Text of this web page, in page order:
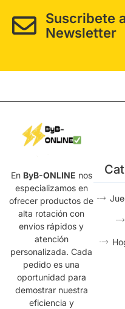
Suscribete
Newsletter
En ByB-ONLINE nos
especializamos en
ofrecer productos de
alta rotación con
envíos rápidos y
atención
personalizada. Cada
pedido es una
oportunidad para
demostrar nuestra
eficiencia y